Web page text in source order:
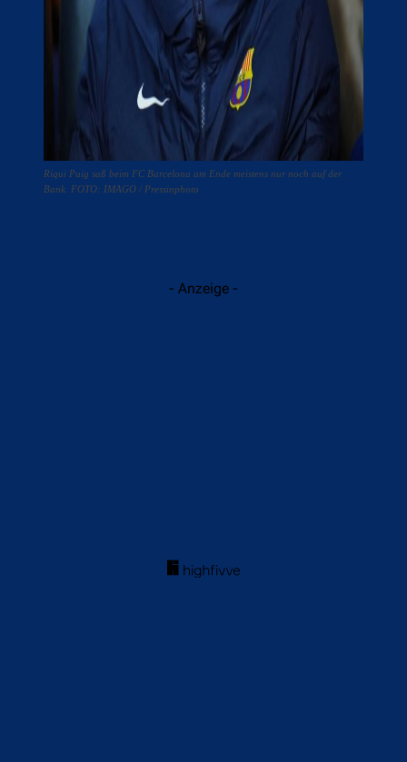
Riqui Puig saß beim FC Barcelona am Ende meistens nur noch auf der
Bank. FOTO: IMAGO / Pressinphoto
- Anzeige -